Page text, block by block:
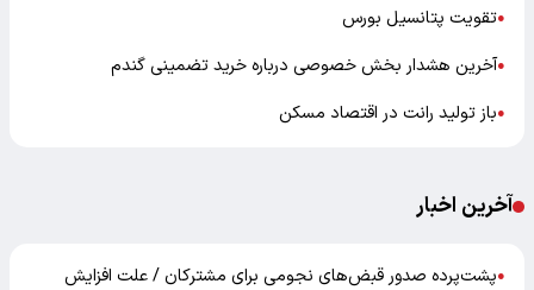
●تقویت پتانسیل بورس
●آخرین هشدار بخش خصوصی درباره خرید تضمینی گندم
●باز تولید رانت در اقتصاد مسکن
آخرین اخبار
●پشت‌پرده صدور قبض‌های نجومی برای مشترکان / علت افزایش